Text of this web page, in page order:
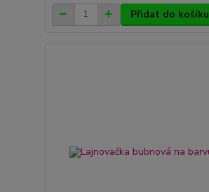
Přidat do košíku